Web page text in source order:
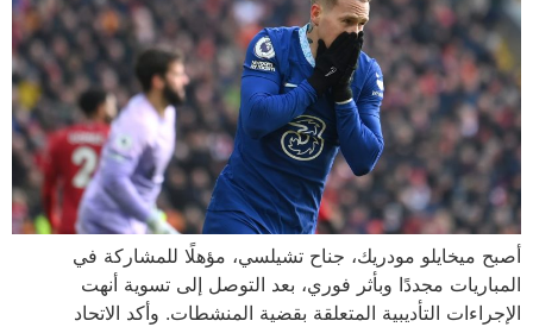
أصبح ميخايلو مودريك، جناح تشيلسي، مؤهلًا للمشاركة في
المباريات مجددًا وبأثر فوري، بعد التوصل إلى تسوية أنهت
الإجراءات التأديبية المتعلقة بقضية المنشطات. وأكد الاتحاد